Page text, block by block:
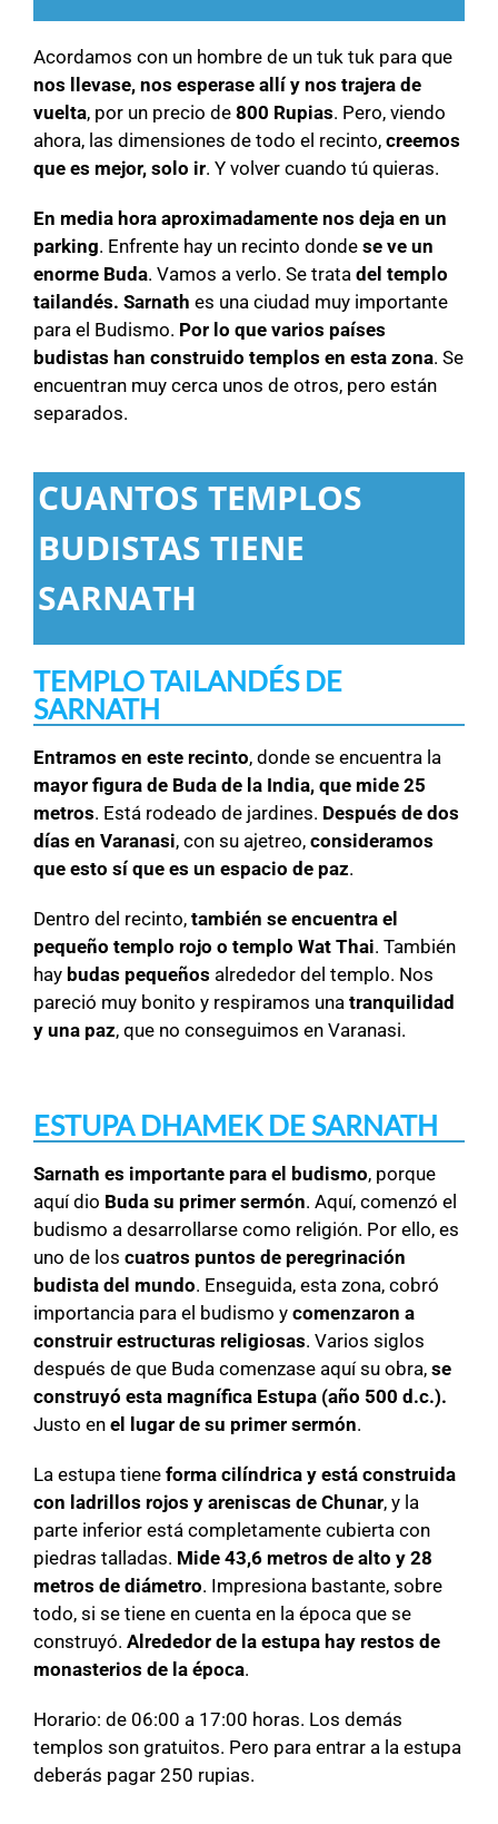
Acordamos con un hombre de un tuk tuk para que
nos llevase, nos esperase allí y nos trajera de
vuelta, por un precio de 800 Rupias. Pero, viendo
ahora, las dimensiones de todo el recinto, creemos
que es mejor, solo ir. Y volver cuando tú quieras.
En media hora aproximadamente nos deja en un
parking. Enfrente hay un recinto donde se ve un
enorme Buda. Vamos a verlo. Se trata del templo
tailandés. Sarnath es una ciudad muy importante
para el Budismo. Por lo que varios países
budistas han construido templos en esta zona. Se
encuentran muy cerca unos de otros, pero están
separados.
CUANTOS TEMPLOS
BUDISTAS TIENE
SARNATH
TEMPLO TAILANDÉS DE
SARNATH
Entramos en este recinto, donde se encuentra la
mayor figura de Buda de la India, que mide 25
metros. Está rodeado de jardines. Después de dos
días en Varanasi, con su ajetreo, consideramos
que esto sí que es un espacio de paz.
Dentro del recinto, también se encuentra el
pequeño templo rojo o templo Wat Thai. También
hay budas pequeños alrededor del templo. Nos
pareció muy bonito y respiramos una tranquilidad
y una paz, que no conseguimos en Varanasi.
ESTUPA DHAMEK DE SARNATH
Sarnath es importante para el budismo, porque
aquí dio Buda su primer sermón. Aquí, comenzó el
budismo a desarrollarse como religión. Por ello, es
uno de los cuatros puntos de peregrinación
budista del mundo. Enseguida, esta zona, cobró
importancia para el budismo y comenzaron a
construir estructuras religiosas. Varios siglos
después de que Buda comenzase aquí su obra, se
construyó esta magnífica Estupa (año 500 d.c.).
Justo en el lugar de su primer sermón.
La estupa tiene forma cilíndrica y está construida
con ladrillos rojos y areniscas de Chunar, y la
parte inferior está completamente cubierta con
piedras talladas. Mide 43,6 metros de alto y 28
metros de diámetro. Impresiona bastante, sobre
todo, si se tiene en cuenta en la época que se
construyó. Alrededor de la estupa hay restos de
monasterios de la época.
Horario: de 06:00 a 17:00 horas. Los demás
templos son gratuitos. Pero para entrar a la estupa
deberás pagar 250 rupias.